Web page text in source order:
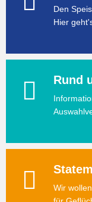
Den
Hier
Rund
Wir